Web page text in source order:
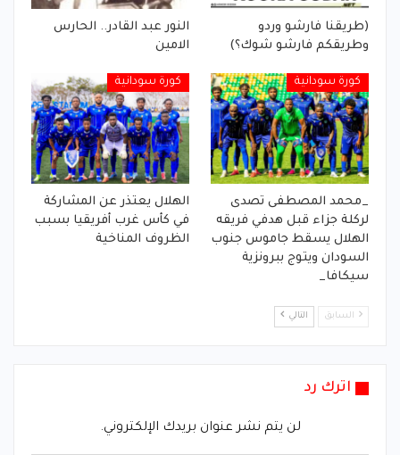
(طريقنا فارشو وردو
وطريقكم فارشو شوك؟)
النور عبد القادر.. الحارس
الامين
كورة سودانية
_محمد المصطفى تصدى
لركلة جزاء قبل هدفي فريقه
الهلال يسقط جاموس جنوب
السودان ويتوج ببرونزية
سيكافا_
كورة سودانية
الهلال يعتذر عن المشاركة
في كأس غرب أفريقيا بسبب
الظروف المناخية
السابق التالي
اترك رد
لن يتم نشر عنوان بريدك الإلكتروني.